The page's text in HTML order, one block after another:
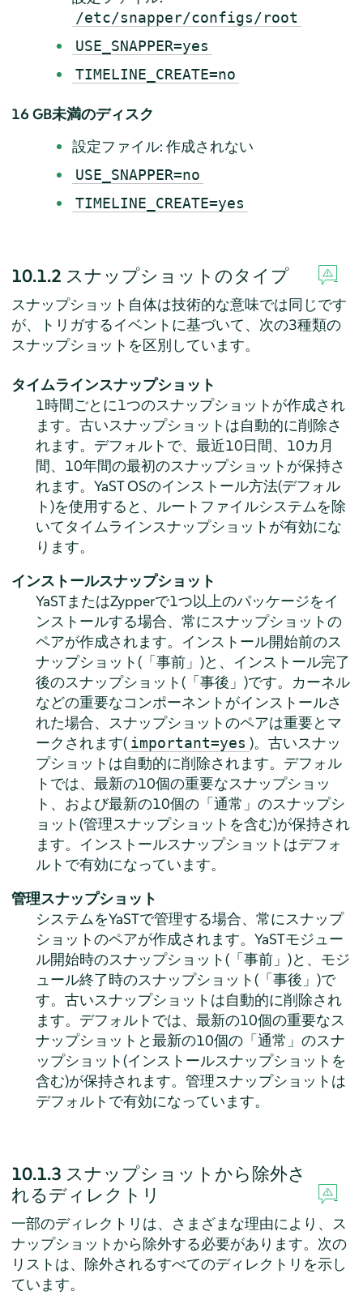
/etc/snapper/configs/root
USE_SNAPPER=yes
TIMELINE_CREATE=no
16 GB未満のディスク
設定ファイル: 作成されない
USE_SNAPPER=no
TIMELINE_CREATE=yes
10.1.2 スナップショットのタイプ
スナップショット自体は技術的な意味では同じです
が、トリガするイベントに基づいて、次の3種類の
スナップショットを区別しています。
タイムラインスナップショット
1時間ごとに1つのスナップショットが作成され
ます。古いスナップショットは自動的に削除さ
れます。デフォルトで、最近10日間、10カ月
間、10年間の最初のスナップショットが保持さ
れます。YaST OSのインストール方法(デフォル
ト)を使用すると、ルートファイルシステムを除
いてタイムラインスナップショットが有効にな
ります。
インストールスナップショット
YaSTまたはZypperで1つ以上のパッケージをイ
ンストールする場合、常にスナップショットの
ペアが作成されます。インストール開始前のス
ナップショット(「事前」 )と、インストール完了
後のスナップショット(「事後 」 )です。カーネル
などの重要なコンポーネントがインストールさ
れた場合、スナップショットのペアは重要とマ
ークされます( important=yes )。古いスナッ
プショットは自動的に削除されます。デフォル
トでは、最新の10個の重要なスナップショッ
ト、および最新の10個の「通常 」 のスナップシ
ョット(管理スナップショットを含む)が保持され
ます。インストールスナップショットはデフォ
ルトで有効になっています。
管理スナップショット
システムをYaSTで管理する場合、常にスナップ
ショットのペアが作成されます。YaSTモジュー
ル開始時のスナップショット(「事前」 )と、モジ
ュール終了時のスナップショット(「事後 」 )で
す。古いスナップショットは自動的に削除され
ます。デフォルトでは、最新の10個の重要なス
ナップショットと最新の10個の「通常 」 のスナ
ップショット(インストールスナップショットを
含む)が保持されます。管理スナップショットは
デフォルトで有効になっています。
10.1.3 スナップショットから除外さ
れるディレクトリ
一部のディレクトリは、さまざまな理由により、ス
ナップショットから除外する必要があります。次の
リストは、除外されるすべてのディレクトリを示し
ています。